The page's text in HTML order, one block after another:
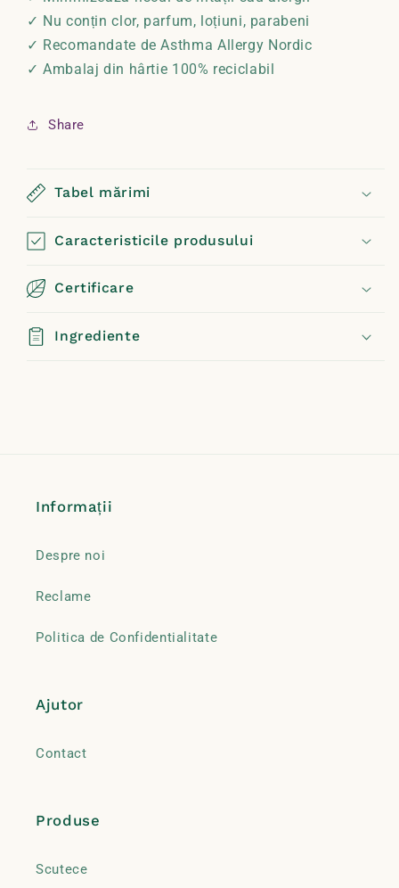
✓ Nu conțin clor, parfum, loțiuni, parabeni
✓ Recomandate de Asthma Allergy Nordic
✓ Ambalaj din hârtie 100% reciclabil
Share
Tabel mărimi
Caracteristicile produsului
Certificare
Ingrediente
Informații
Despre noi
Reclame
Politica de Confidentialitate
Ajutor
Contact
Produse
Scutece